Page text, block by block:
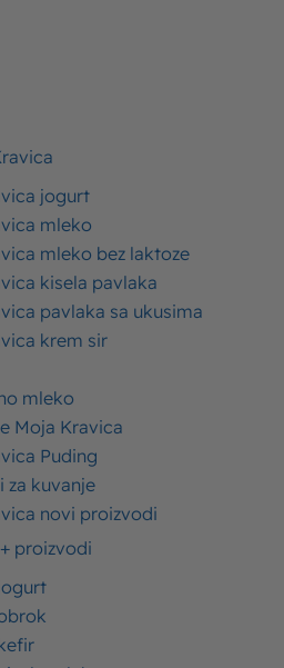
jogurt
mleko
mleko bez laktoze
kisela pavlaka
pavlaka sa ukusima
krem sir
mleko
Moja Kravica
Puding
za kuvanje
novi proizvodi
proizvodi
– ŠAMPION KVALITETA 93.
SAJMA POLJOPRIVREDE
IMLEK –
93.
SAJMA
jul 2026.